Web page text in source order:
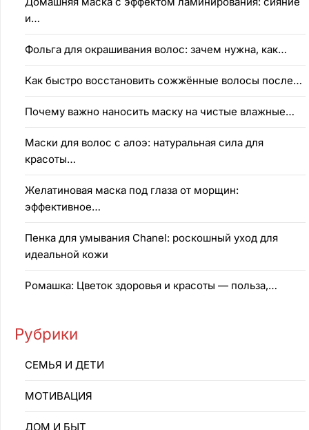
и…
Фольга для окрашивания волос: зачем нужна, как…
Как быстро восстановить сожжённые волосы после…
Почему важно наносить маску на чистые влажные…
Маски для волос с алоэ: натуральная сила для
красоты…
Желатиновая маска под глаза от морщин:
эффективное…
Пенка для умывания Chanel: роскошный уход для
идеальной кожи
Ромашка: Цветок здоровья и красоты — польза,…
Рубрики
CEMЬЯ И ДETИ
MOTИBAЦИЯ
ДОМ И БЫТ